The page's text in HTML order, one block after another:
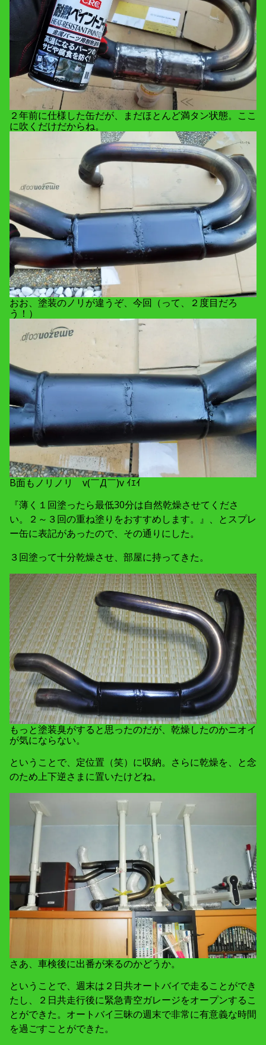
２年前に仕様した缶だが、まだほとんど満タン状態。ここ
に吹くだけだからね。
おお、塗装のノリが違うぞ、今回（って、２度目だろ
う！）
B面もノリノリ v(￣Д￣)v ｲｴｲ
『薄く１回塗ったら最低30分は自然乾燥させてくださ
い。２～３回の重ね塗りをおすすめします。』、とスプレ
ー缶に表記があったので、その通りにした。
３回塗って十分乾燥させ、部屋に持ってきた。
もっと塗装臭がすると思ったのだが、乾燥したのかニオイ
が気にならない。
ということで、定位置（笑）に収納。さらに乾燥を、と念
のため上下逆さまに置いたけどね。
さあ、車検後に出番が来るのかどうか。
ということで、週末は２日共オートバイで走ることができ
たし、２日共走行後に緊急青空ガレージをオープンするこ
とができた。オートバイ三昧の週末で非常に有意義な時間
を過ごすことができた。